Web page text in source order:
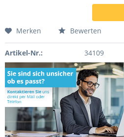
Merken Bewerten
Artikel-Nr.: 34109